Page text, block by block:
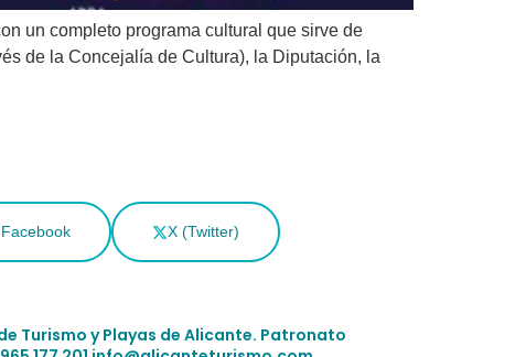
un completo programa cultural que sirve de
de la Concejalía de Cultura), la Diputación, la
Facebook X (Twitter)
Turismo y Playas de Alicante. Patronato